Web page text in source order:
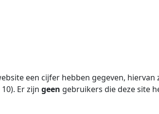
een cijfer hebben gegeven, hiervan
10). Er zijn geen gebruikers die deze site